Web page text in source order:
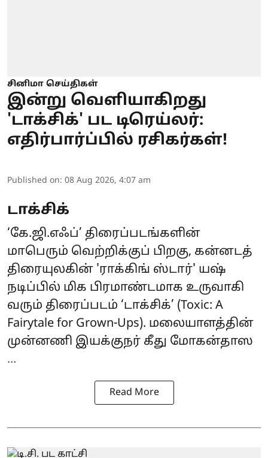
சினிமா செய்திகள்
இன்று வெளியாகிறது
'டாக்சிக்' பட டிரெய்லர்:
எதிர்பார்ப்பில் ரசிகர்கள்!
Published on: 08 Aug 2026, 4:07 am
டாக்சிக்
‘கே.ஜி.எஃப்’ திரைப்படங்களின்
மாபெரும் வெற்றிக்குப் பிறகு, கன்னடத்
திரையுலகின் 'ராக்கிங் ஸ்டார்' யஷ்
நடிப்பில் மிக பிரமாண்டமாக உருவாகி
வரும் திரைப்படம் ‘டாக்சிக்’ (Toxic: A
Fairytale for Grown-Ups). மலையாளத்தின்
முன்னணி இயக்குநர் கீது மோகன்தாஸ
...
Read More